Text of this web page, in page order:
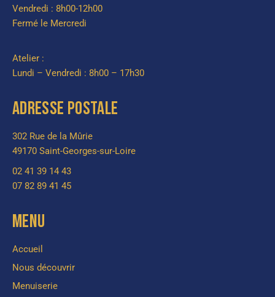
Vendredi : 8h00-12h00
Fermé le Mercredi
Atelier :
Lundi – Vendredi : 8h00 – 17h30
ADRESSE POSTALE
302 Rue de la Mûrie
49170 Saint-Georges-sur-Loire
02 41 39 14 43
07 82 89 41 45
MENU
Accueil
Nous découvrir
Menuiserie